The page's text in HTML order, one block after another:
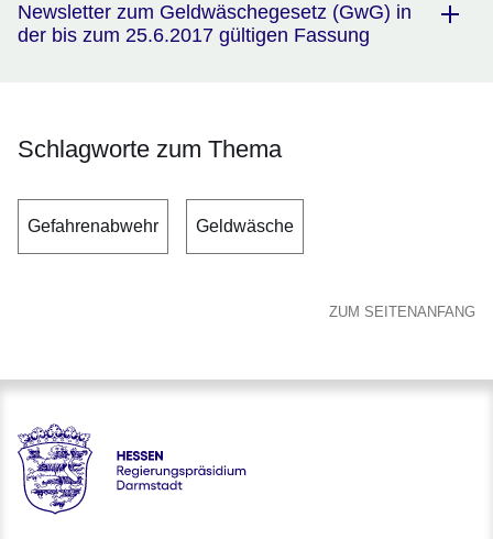
Newsletter zum Geldwäschegesetz (GwG) in
der bis zum 25.6.2017 gültigen Fassung
Schlagworte zum Thema
Gefahrenabwehr Geldwäsche
ZUM SEITENANFANG
Hessen - Regierungspräsidium Darmstadt